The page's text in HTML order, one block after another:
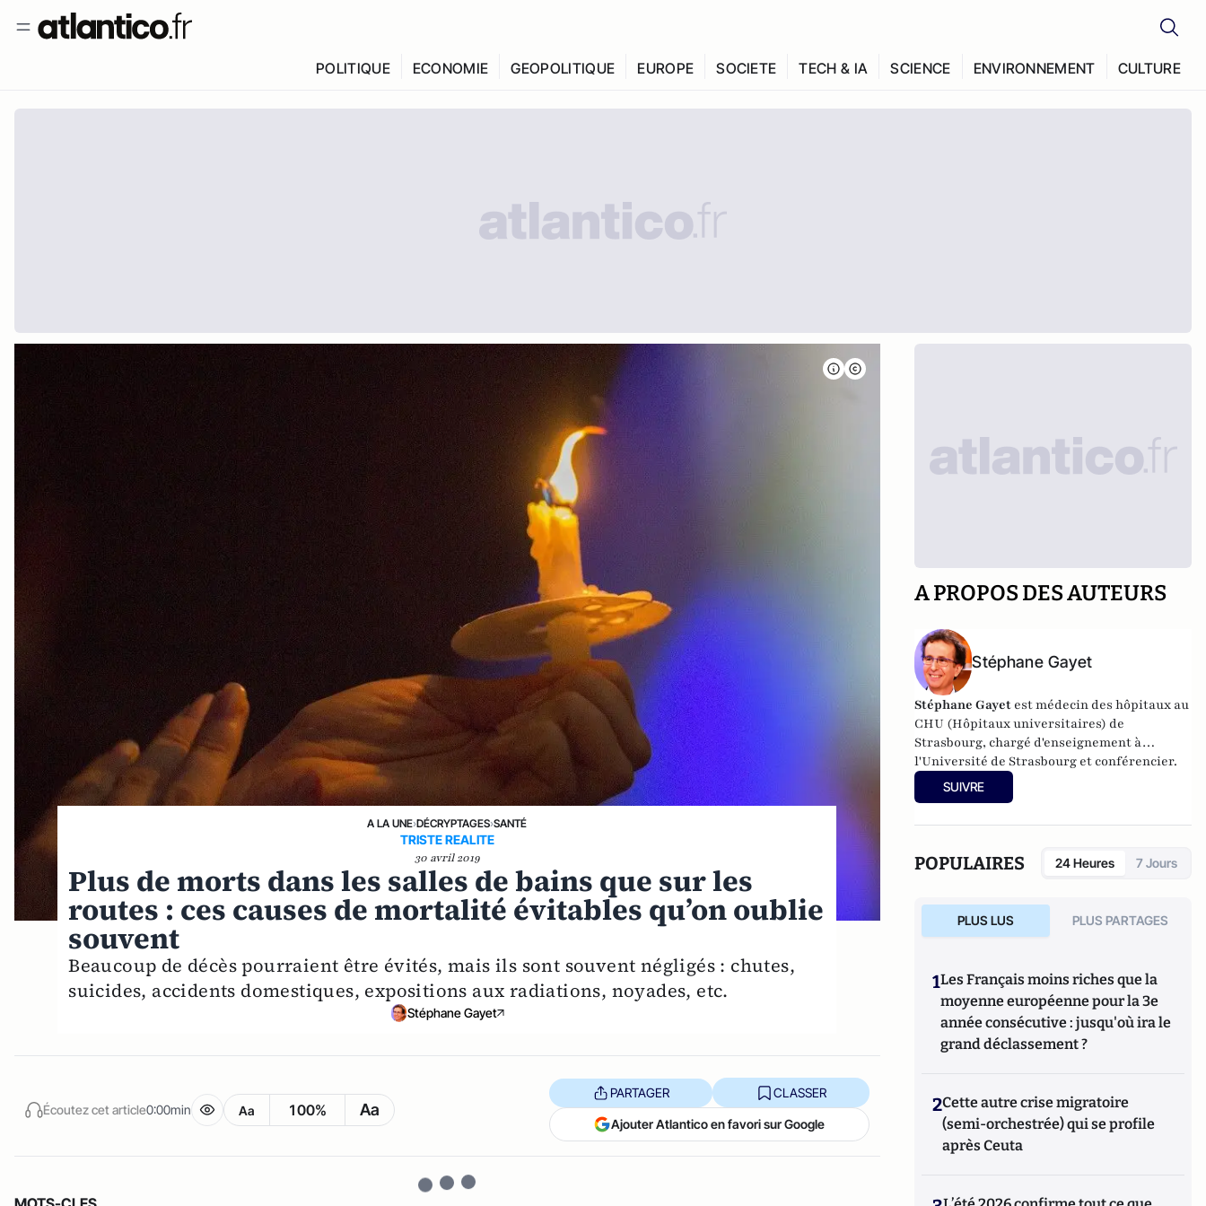
POLITIQUE ECONOMIE GEOPOLITIQUE EUROPE SOCIETE TECH & IA SCIENCE ENVIRONNEMENT CULTURE
A LA UNE›DÉCRYPTAGES›SANTÉ
TRISTE REALITE
30 avril 2019
Plus de morts dans les salles de bains que sur les
routes : ces causes de mortalité évitables qu’on oublie
souvent
Beaucoup de décès pourraient être évités, mais ils sont souvent négligés : chutes,
suicides, accidents domestiques, expositions aux radiations, noyades, etc.
Stéphane Gayet
Écoutez cet article0:00min Aa 100% Aa
PARTAGER CLASSER
Ajouter Atlantico en favori sur Google
A PROPOS DES AUTEURS
Stéphane Gayet
Stéphane Gayet est médecin des hôpitaux au
CHU (Hôpitaux universitaires) de
Strasbourg, chargé d'enseignement à
l'Université de Strasbourg et conférencier.
SUIVRE
POPULAIRES 24 Heures 7 Jours
PLUS LUS PLUS PARTAGES
1Les Français moins riches que la
moyenne européenne pour la 3e
année consécutive : jusqu'où ira le
grand déclassement ?
2Cette autre crise migratoire
(semi-orchestrée) qui se profile
après Ceuta